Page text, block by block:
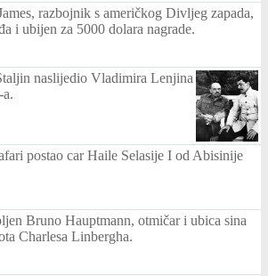
razbojnik s američkog Divljeg zapada,
i ubijen za 5000 dolara nagrade.
naslijedio Vladimira Lenjina
postao car Haile Selasije I od Abisinije
Bruno Hauptmann, otmičar i ubica sina
Charlesa Linbergha.